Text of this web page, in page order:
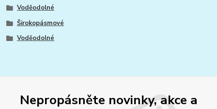
Voděodolné
Širokopásmové
Voděodolné
Nepropásněte novinky, akce a